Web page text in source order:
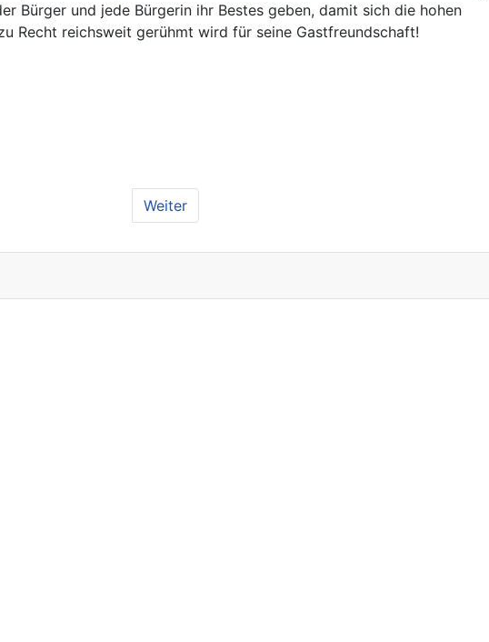
Bürger und jede Bürgerin ihr Bestes geben, damit sich die hohen
Recht reichsweit gerühmt wird für seine Gastfreundschaft!
Weiter